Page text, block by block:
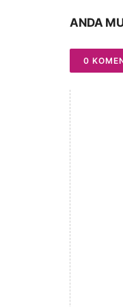
ANDA
0